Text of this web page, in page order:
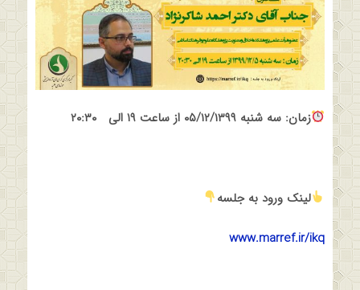
زمان: سه شنبه ۰۵/۱۲/۱۳۹۹ از ساعت ۱۹ الی ۲۰:۳۰
لینک ورود به جلسه
www.marref.ir/ikq